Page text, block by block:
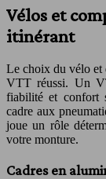
Vélos et
itinérant
Le choix du vélo et
VTT réussi. Un
fiabilité et confort
cadre aux
joue un rôle
votre monture.
Cadres en